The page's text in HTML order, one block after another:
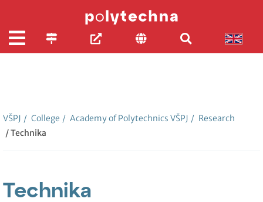
VŠPJ / College / Academy of Polytechnics VŠPJ / Research
/ Technika
Technika